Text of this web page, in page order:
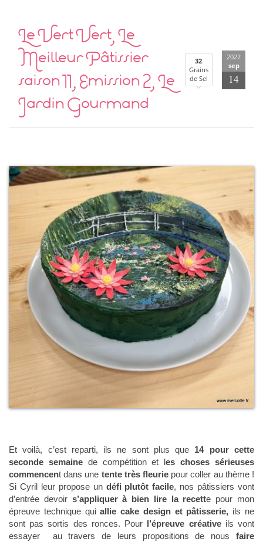
Le Vert Vert, Le
Meilleur Pâtissier
saison 11, Emission 2, Le
Jardin Gourmand
32
Grains
de Sel
2022
sep
14
Et voilà, c’est reparti, ils ne sont plus que 14 pour cette
seconde semainede compétition et les choses sérieuses
commencent dans une tente très fleurie pour coller au thème !
Si Cyril leur propose un défi plutôt facile, nos pâtissiers vont
d’entrée devoir s’appliquer à bien lire la recette pour mon
épreuve technique quiallie cake design et pâtisserie, ils ne
sont pas sortis des ronces. Pour l’épreuve créativeils vont
essayer au travers de leurs propositions de nous faire